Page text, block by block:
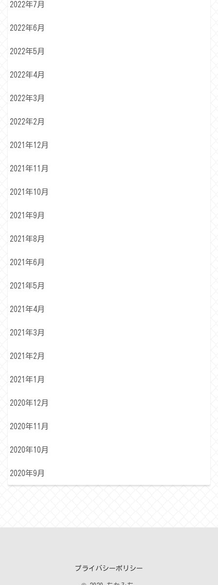
2022年7月
2022年6月
2022年5月
2022年4月
2022年3月
2022年2月
2021年12月
2021年11月
2021年10月
2021年9月
2021年8月
2021年6月
2021年5月
2021年4月
2021年3月
2021年2月
2021年1月
2020年12月
2020年11月
2020年10月
2020年9月
プライバシーポリシー